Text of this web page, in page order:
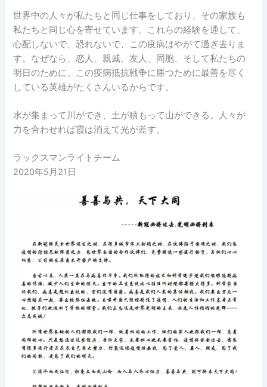
世界中の人々が私たちと同じ仕事をしており、その家族も
私たちと同じ心を寄せています。これらの経験を通して、
心配しないで、恐れないで、この疫病はやがて過ぎ去りま
す。なぜなら、恋人、親戚、友人、同胞、そして私たちの
明日のために、この疫病抵抗戦争に勝つために最善を尽く
している英雄がたくさんいるからです。
水が集まって川ができ、土が積もって山ができる。人々が
力を合わせれば霞は消えて光が差す。
ラックスマンライトチーム
2020年5月21日